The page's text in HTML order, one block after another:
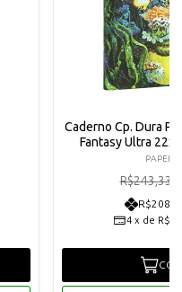
Caderno Cp. Dura
Fantasy Ultra
R$243,33
4 x de